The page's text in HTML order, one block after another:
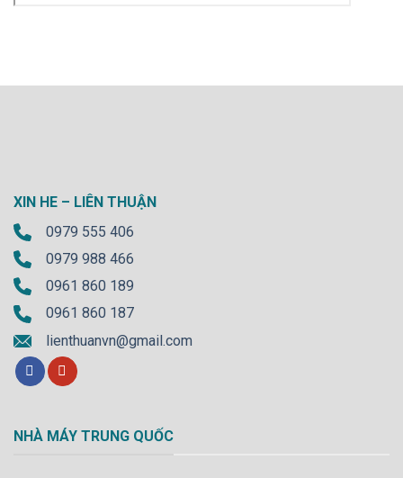
XIN HE – LIÊN THUẬN
0979 555 406
0979 988 466
0961 860 189
0961 860 187
lienthuanvn@gmail.com
NHÀ MÁY TRUNG QUỐC